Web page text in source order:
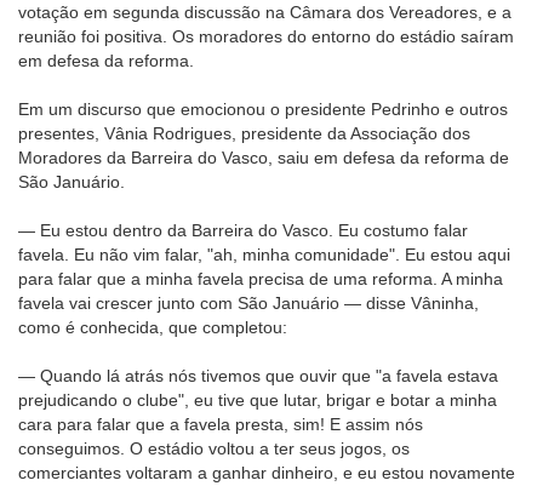
votação em segunda discussão na Câmara dos Vereadores, e a
reunião foi positiva. Os moradores do entorno do estádio saíram
em defesa da reforma.
Em um discurso que emocionou o presidente Pedrinho e outros
presentes, Vânia Rodrigues, presidente da Associação dos
Moradores da Barreira do Vasco, saiu em defesa da reforma de
São Januário.
— Eu estou dentro da Barreira do Vasco. Eu costumo falar
favela. Eu não vim falar, "ah, minha comunidade". Eu estou aqui
para falar que a minha favela precisa de uma reforma. A minha
favela vai crescer junto com São Januário — disse Vâninha,
como é conhecida, que completou:
— Quando lá atrás nós tivemos que ouvir que "a favela estava
prejudicando o clube", eu tive que lutar, brigar e botar a minha
cara para falar que a favela presta, sim! E assim nós
conseguimos. O estádio voltou a ter seus jogos, os
comerciantes voltaram a ganhar dinheiro, e eu estou novamente